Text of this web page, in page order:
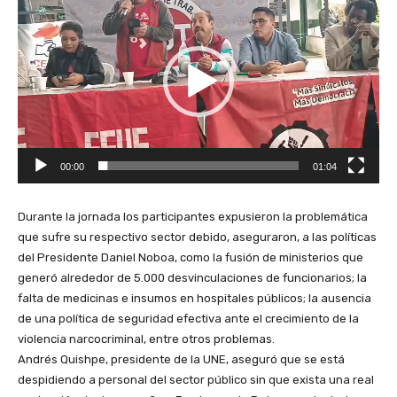
e
p
r
o
d
c
t
d
e
v
í
d
e
o
00:00 01:04
Durante la jornada los participantes expusieron la problemática
que sufre su respectivo sector debido, aseguraron, a las políticas
del Presidente Daniel Noboa, como la fusión de ministerios que
generó alrededor de 5.000 desvinculaciones de funcionarios; la
falta de medicinas e insumos en hospitales públicos; la ausencia
de una política de seguridad efectiva ante el crecimiento de la
violencia narcocriminal, entre otros problemas.
Andrés Quishpe, presidente de la UNE, aseguró que se está
despidiendo a personal del sector público sin que exista una real